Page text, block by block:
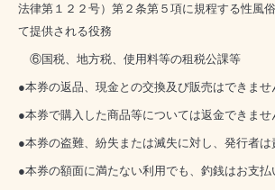
法律第１２２号）第２条第５項に規程する性風
て提供される役務
⑥国税、地方税、使用料等の租税公課等
●本券の返品、現金との交換及び販売はできませ
●本券で購入した商品等については返金できませ
●本券の盗難、紛失または滅失に対し、発行者は
●本券の額面に満たない利用でも、釣銭はお支払